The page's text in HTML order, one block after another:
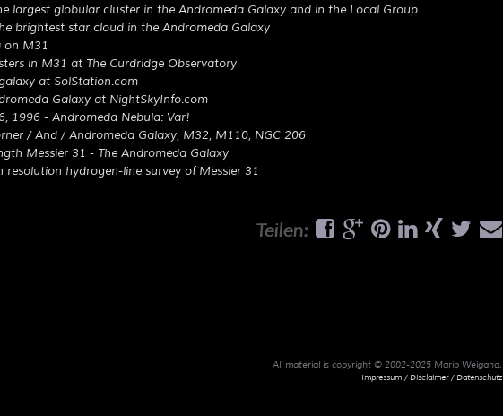
largest globular cluster in the Andromeda Galaxy and in the Local Group
brightest star cloud in the Andromeda Galaxy
on M31
in M31 at The Curdridge Observatory
at SolStation.com
Galaxy at NightSkyInfo.com
1996 - Andromeda Nebula: Var!
/ And / Andromeda Galaxy, M32, M110, NGC 206
Messier 31 - The Andromeda Galaxy
resolution hydrogen-line survey of Messier 31
Teilen:
All material is copyright © 2002-2025 Mario Weigand.
Impressum / Disclaimer / Datenschutz